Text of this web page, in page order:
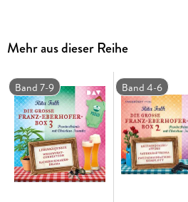
Mehr aus dieser Reihe
Band 7-9 Band 4-6